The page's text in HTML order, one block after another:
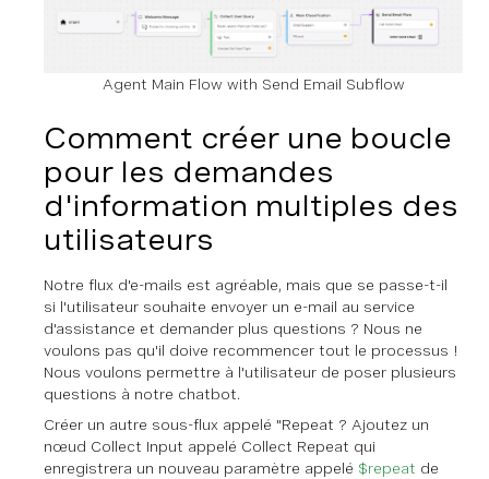
Agent Main Flow with Send Email Subflow
Comment créer une boucle
pour les demandes
d'information multiples des
utilisateurs
Notre flux d'e-mails est agréable, mais que se passe-t-il
si l'utilisateur souhaite envoyer un e-mail au service
d'assistance et demander plus questions ? Nous ne
voulons pas qu'il doive recommencer tout le processus !
Nous voulons permettre à l'utilisateur de poser plusieurs
questions à notre chatbot.
Créer un autre sous-flux appelé "Repeat ? Ajoutez un
nœud Collect Input appelé Collect Repeat qui
enregistrera un nouveau paramètre appelé $repeat de